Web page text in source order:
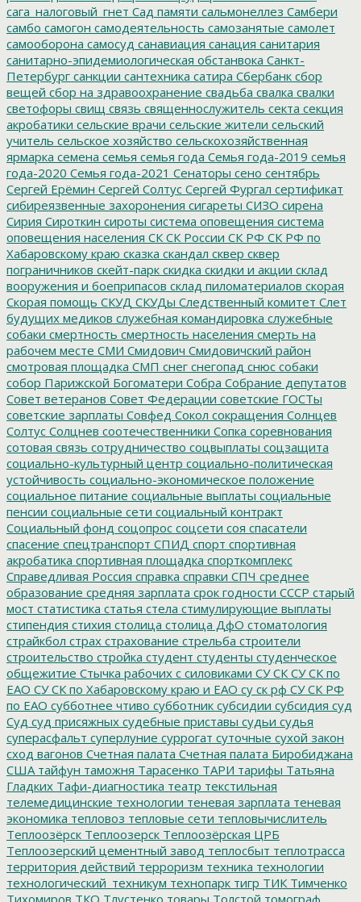
сага_налоговый_гнет Сад памяти сальмонеллез Самбери
самбо самогон самодеятельность самозанятые самолет
самооборона самосуд санавиация санация санитария
санитарно-эпидемиологическая обстанвока Санкт-
Петербург санкции сантехника сатира Сбербанк сбор
вещей сбор на здравоохранение свадьба свалка свалки
светофоры свищ связь священнослужитель секта секция
акробатики сельские врачи сельские жители сельский
учитель сельское хозяйство сельскохозяйственная
ярмарка семена семья семья года Семья года-2019 семья
года-2020 Семья года-2021 Сенаторы сено сентябрь
Сергей Ерёмин Сергей Солтус Сергей Фургал сертификат
сибиреязвенные захоронения сигареты СИЗО сирена
Сирия Сироткин сироты система оповещения система
оповещения населения СК СК России СК РФ СК РФ по
Хабаровскому краю сказка скандал сквер сквер
пограничников скейт-парк скидка скидки и акции склад
вооружения и боеприпасов склад пиломатериалов скорая
Скорая помощь СКУД СКУДы Следственный комитет Слет
будущих медиков служебная командировка служебные
собаки смертность смертность населения смерть на
рабочем месте СМИ Смидович Смидовичский район
смотровая площадка СМП снег снегопад снюс собаки
собор Парижской Богоматери Собра Собрание депутатов
Совет ветеранов Совет Федерации советские ГОСТы
советские зарплаты Совфед Сокол сокращения Солнцев
Солтус Солцнев соотечественники Сопка соревнования
сотовая связь сотрудничество соцвыплаты соцзащита
социально-культурный центр социально-политическая
устойчивость социально-экономическое положение
социальное питание социальные выплаты социальные
пенсии социальные сети социальный контракт
Социальный фонд соцопрос соцсети соя спасатели
спасение спецтранспорт СПИД спорт спортивная
акробатика спортивная площадка спорткомплекс
Справедливая Россия справка справки СПЧ среднее
образование средняя зарплата срок годности СССР старый
мост статистика статья стела стимулирующие выплаты
стипендия стихия столица столица ДфО стоматология
страйкбол страх страхование стрельба строители
строительство стройка студент студенты студенческое
общежитие Стычка рабочих с силовиками СУ СК СУ СК по
ЕАО СУ СК по Хабаровскому краю и ЕАО су ск рф СУ СК РФ
по ЕАО субботнее чтиво субботник субсидии субсидия суд
Суд суд присяжных судебные приставы судьи судья
суперасфальт суперлуние суррогат суточные сухой закон
сход вагонов Счетная палата Счетная палата Биробиджана
США тайфун таможня Тарасенко ТАРИ тарифы Татьяна
Гладких Тафи-диагностика театр текстильная
телемедицинские технологии теневая зарплата теневая
экономика тепловоз тепловые сети тепловычислитель
Теплоозёрск Теплоозерск Теплоозёрская ЦРБ
Теплоозерский цементный завод теплосбыт теплотрасса
территория действий терроризм техника технологии
технологический_техникум технопарк тигр ТИК Тимченко
Тихомиров ТКО Тлустенко товары Толстой томограф